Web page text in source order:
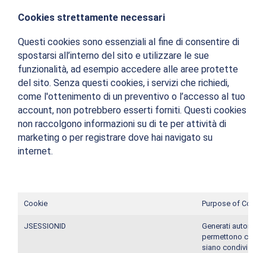
Cookies strettamente necessari
Questi cookies sono essenziali al fine di consentire di
spostarsi all’interno del sito e utilizzare le sue
funzionalità, ad esempio accedere alle aree protette
del sito. Senza questi cookies, i servizi che richiedi,
come l'ottenimento di un preventivo o l’accesso al tuo
account, non potrebbero esserti forniti. Questi cookies
non raccolgono informazioni su di te per attività di
marketing o per registrare dove hai navigato su
internet.
Cookie Purpose of Cookie
JSESSIONID
Generati
permettono che
siano condivise